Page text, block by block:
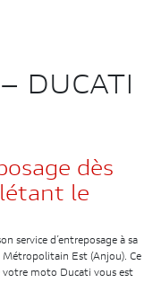
DUCATI
dès
le
service d’entreposage à sa
Métropolitain Est (Anjou). Ce
votre moto Ducati vous est